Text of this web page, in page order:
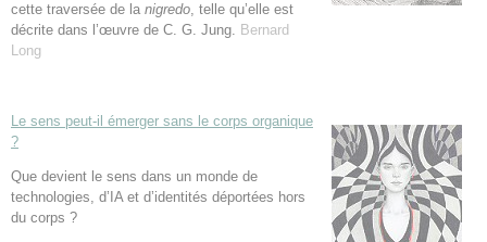
cette traversée de la nigredo, telle qu’elle est
décrite dans l’œuvre de C. G. Jung. Bernard
Long
Le sens peut-il émerger sans le corps organique
?
Que devient le sens dans un monde de
technologies, d’IA et d’identités déportées hors
du corps ?